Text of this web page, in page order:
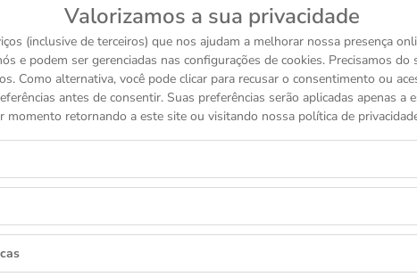
Valorizamos a sua privacidade
(inclusive de terceiros) que nos ajudam a melhorar nossa presença
e podem ser gerenciadas nas configurações de cookies. Precisamos
Como alternativa, você pode clicar para recusar o consentimento ou
antes de consentir. Suas preferências serão aplicadas apenas a
momento retornando a este site ou visitando nossa política de